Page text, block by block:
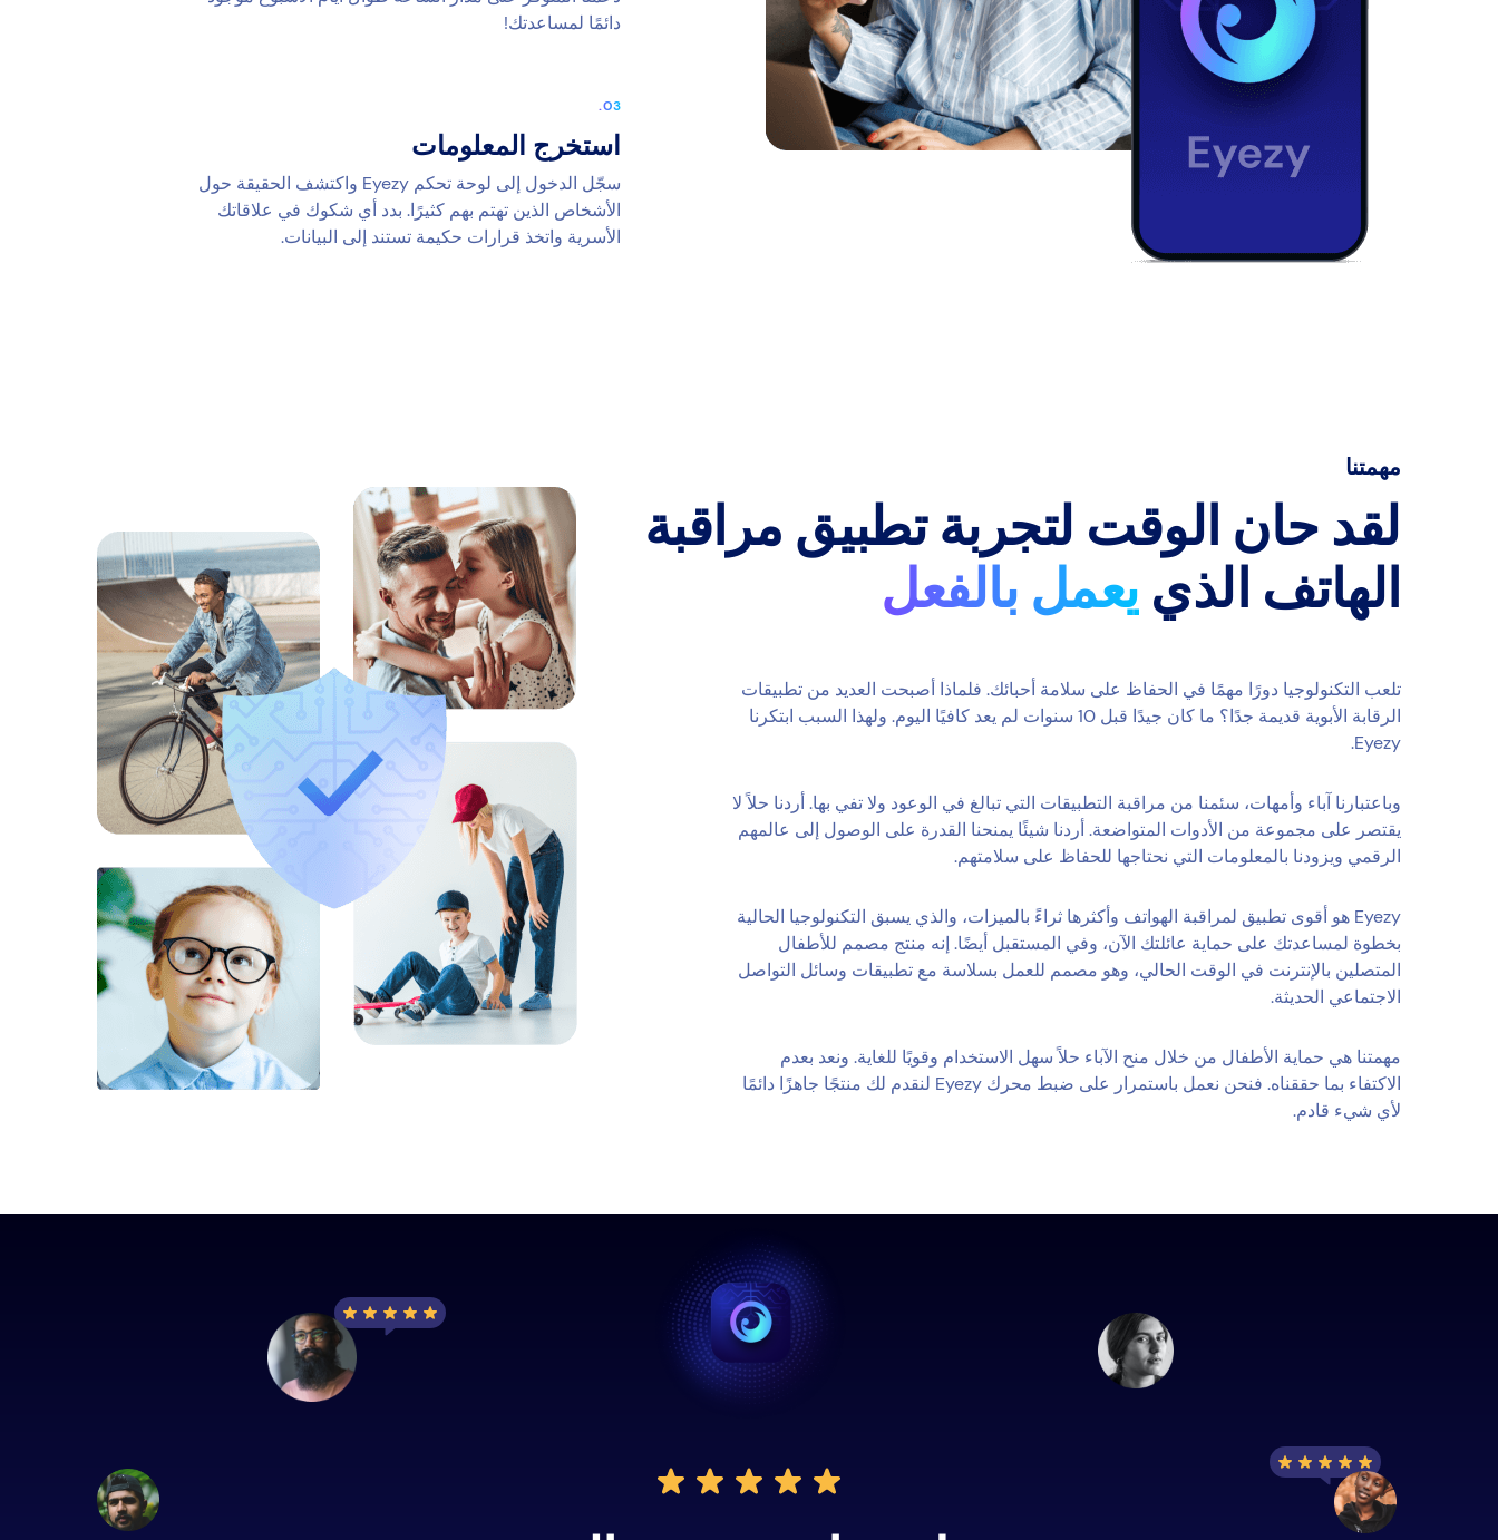
دائمًا لمساعدتك!
استخرج المعلومات
سجّل الدخول إلى لوحة تحكم Eyezy واكتشف الحقيقة حول
الأشخاص الذين تهتم بهم كثيرًا. بدد أي شكوك في علاقاتك
الأسرية واتخذ قرارات حكيمة تستند إلى البيانات.
مهمتنا
لقد حان الوقت لتجربة تطبيق مراقبة
الهاتف الذييعمل بالفعل
تلعب التكنولوجيا دورًا مهمًا في الحفاظ على سلامة أحبائك. فلماذا أصبحت العديد من تطبيقات
الرقابة الأبوية قديمة جدًا؟ ما كان جيدًا قبل 10 سنوات لم يعد كافيًا اليوم. ولهذا السبب ابتكرنا
Eyezy.
وباعتبارنا آباء وأمهات، سئمنا من مراقبة التطبيقات التي تبالغ في الوعود ولا تفي بها. أردنا حلاً لا
يقتصر على مجموعة من الأدوات المتواضعة. أردنا شيئًا يمنحنا القدرة على الوصول إلى عالمهم
الرقمي ويزودنا بالمعلومات التي نحتاجها للحفاظ على سلامتهم.
Eyezy هو أقوى تطبيق لمراقبة الهواتف وأكثرها ثراءً بالميزات، والذي يسبق التكنولوجيا الحالية
بخطوة لمساعدتك على حماية عائلتك الآن، وفي المستقبل أيضًا. إنه منتج مصمم للأطفال
المتصلين بالإنترنت في الوقت الحالي، وهو مصمم للعمل بسلاسة مع تطبيقات وسائل التواصل
الاجتماعي الحديثة.
مهمتنا هي حماية الأطفال من خلال منح الآباء حلاً سهل الاستخدام وقويًا للغاية. ونعد بعدم
الاكتفاء بما حققناه. فنحن نعمل باستمرار على ضبط محرك Eyezy لنقدم لك منتجًا جاهزًا دائمًا
لأي شيء قادم.